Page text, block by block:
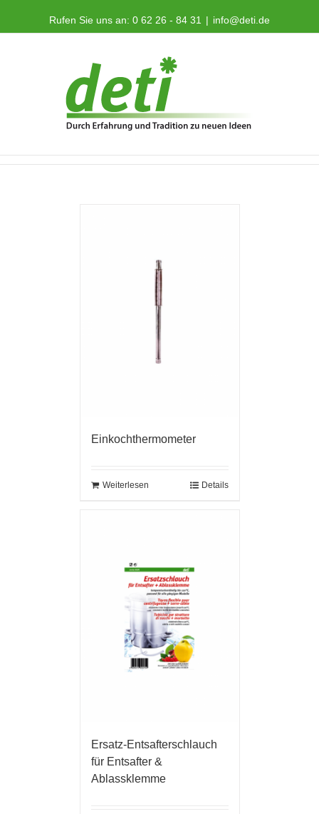
Rufen Sie uns an: 0 62 26 - 84 31 | info@deti.de
Einkochthermometer
Weiterlesen Details
Ersatz-Entsafterschlauch
für Entsafter &
Ablassklemme